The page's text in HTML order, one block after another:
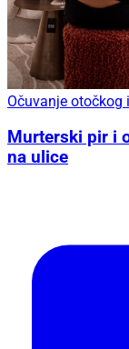
Očuvanje otočkog
Murterski pir i
na ulice